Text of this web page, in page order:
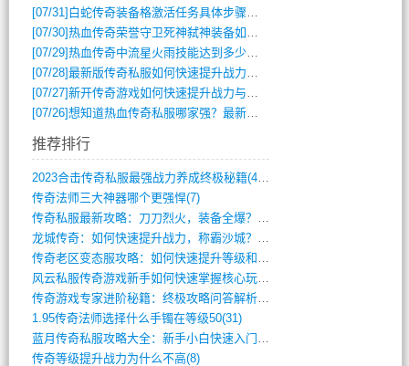
[07/31] 白蛇传奇装备格激活任务具体步骤是什么？如何完成？
[07/30]热血传奇荣誉守卫死神弑神装备如何获取与佩戴攻略？
[07/29]热血传奇中流星火雨技能达到多少级可以开始练装备？
[07/28]最新版传奇私服如何快速提升战力与获取稀有装备？
[07/27]新开传奇游戏如何快速提升战力与获取稀有装备？
[07/26]想知道热血传奇私服哪家强？最新排行榜攻略全解析
推荐排行
2023合击传奇私服最强战力养成终极秘籍(428)
传奇法师三大神器哪个更强悍(7)
传奇私服最新攻略：刀刀烈火，装备全爆？攻(813)
龙城传奇：如何快速提升战力，称霸沙城？(802)
传奇老区变态服攻略：如何快速提升等级和战(379)
风云私服传奇游戏新手如何快速掌握核心玩法(616)
传奇游戏专家进阶秘籍：终极攻略问答解析(848)
1.95传奇法师选择什么手镯在等级50(31)
蓝月传奇私服攻略大全：新手小白快速入门指(386)
传奇等级提升战力为什么不高(8)